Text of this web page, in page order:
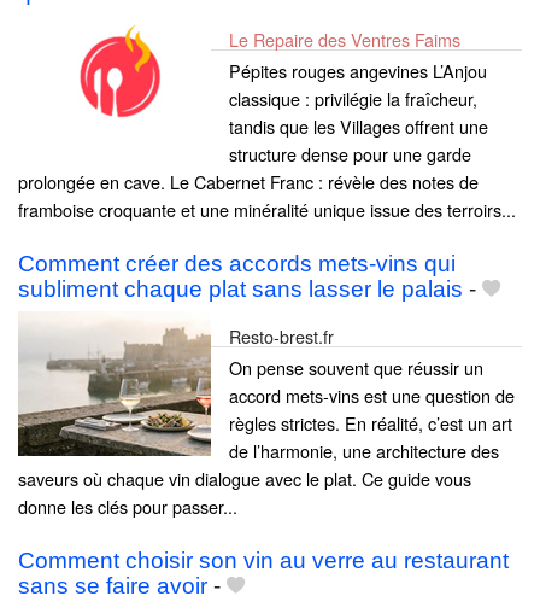
Le Repaire des Ventres Faims
Pépites rouges angevines L’Anjou
classique : privilégie la fraîcheur,
tandis que les Villages offrent une
structure dense pour une garde
prolongée en cave. Le Cabernet Franc : révèle des notes de
framboise croquante et une minéralité unique issue des terroirs...
Comment créer des accords mets-vins qui
subliment chaque plat sans lasser le palais -
Resto-brest.fr
On pense souvent que réussir un
accord mets-vins est une question de
règles strictes. En réalité, c’est un art
de l’harmonie, une architecture des
saveurs où chaque vin dialogue avec le plat. Ce guide vous
donne les clés pour passer...
Comment choisir son vin au verre au restaurant
sans se faire avoir -